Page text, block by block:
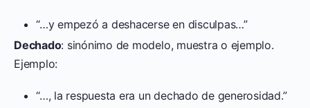
“…y empezó a deshacerse en disculpas…”
Dechado: sinónimo de modelo, muestra o ejemplo.
Ejemplo:
“…, la respuesta era un dechado de generosidad.”